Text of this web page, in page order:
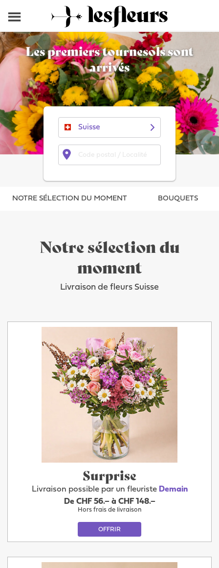
Les premiers tournesols sont
arrivés
NOTRE SÉLECTION DU MOMENT BOUQUETS
Notre sélection du
moment
Livraison de fleurs Suisse
Surprise
Livraison possible par un fleuriste Demain
De CHF 56.– à CHF 148.–
Hors frais de livraison
OFFRIR